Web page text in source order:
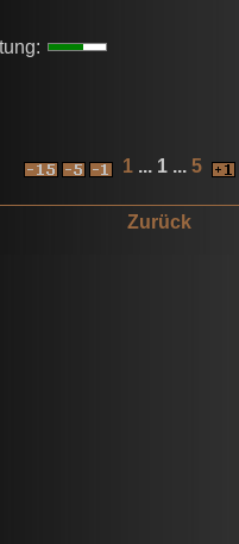
1 ... 1 ... 5
Zurück